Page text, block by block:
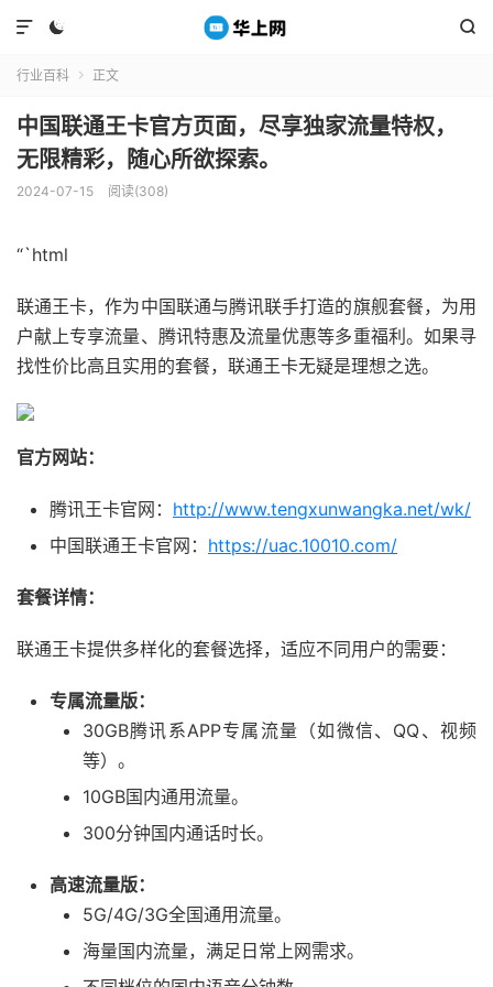
 

行业百科  正文
中国联通王卡官方页面，尽享独家流量特权，
无限精彩，随心所欲探索。
2024-07-15 阅读(308)
“`html
联通王卡，作为中国联通与腾讯联手打造的旗舰套餐，为用
户献上专享流量、腾讯特惠及流量优惠等多重福利。如果寻
找性价比高且实用的套餐，联通王卡无疑是理想之选。
官方网站：
腾讯王卡官网： http://www.tengxunwangka.net/wk/
中国联通王卡官网： https://uac.10010.com/
套餐详情：
联通王卡提供多样化的套餐选择，适应不同用户的需要：
专属流量版：
30GB腾讯系APP专属流量（如微信、QQ、视频
等）。
10GB国内通用流量。
300分钟国内通话时长。
高速流量版：
5G/4G/3G全国通用流量。
海量国内流量，满足日常上网需求。